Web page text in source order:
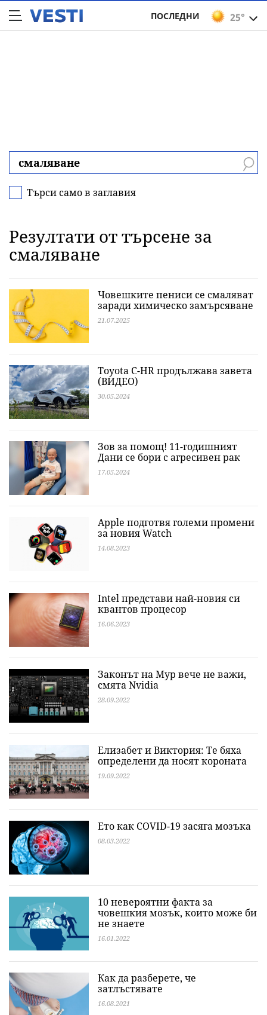
25°
ПОСЛЕДНИ
Търси само в заглавия
Резултати от търсене за
смаляване
Човешките пениси се смаляват
заради химическо замърсяване
21.07.2025
Toyota C-HR продължава завета
(ВИДЕО)
30.05.2024
Зов за помощ! 11-годишният
Дани се бори с агресивен рак
17.05.2024
Apple подготвя големи промени
за новия Watch
14.08.2023
Intel представи най-новия си
квантов процесор
16.06.2023
Законът на Мур вече не важи,
смята Nvidia
28.09.2022
Елизабет и Виктория: Те бяха
определени да носят короната
19.09.2022
Ето как COVID-19 засяга мозъка
08.03.2022
10 невероятни факта за
човешкия мозък, които може би
не знаете
16.01.2022
Как да разберете, че
затлъстявате
16.08.2021